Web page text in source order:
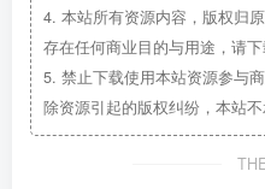
4. 本站所有资源内容，版权归
存在任何商业目的与用途，请
5. 禁止下载使用本站资源参与
除资源引起的版权纠纷，本站